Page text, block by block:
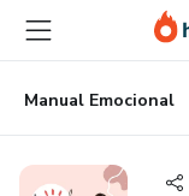
principal
página
de
página
Manual Emocional